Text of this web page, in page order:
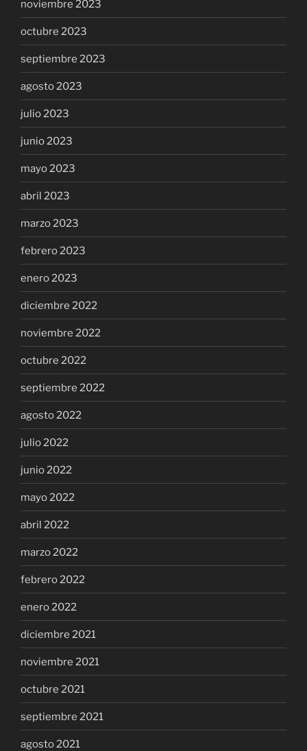
noviembre 2023
octubre 2023
septiembre 2023
agosto 2023
julio 2023
junio 2023
mayo 2023
abril 2023
marzo 2023
febrero 2023
enero 2023
diciembre 2022
noviembre 2022
octubre 2022
septiembre 2022
agosto 2022
julio 2022
junio 2022
mayo 2022
abril 2022
marzo 2022
febrero 2022
enero 2022
diciembre 2021
noviembre 2021
octubre 2021
septiembre 2021
agosto 2021